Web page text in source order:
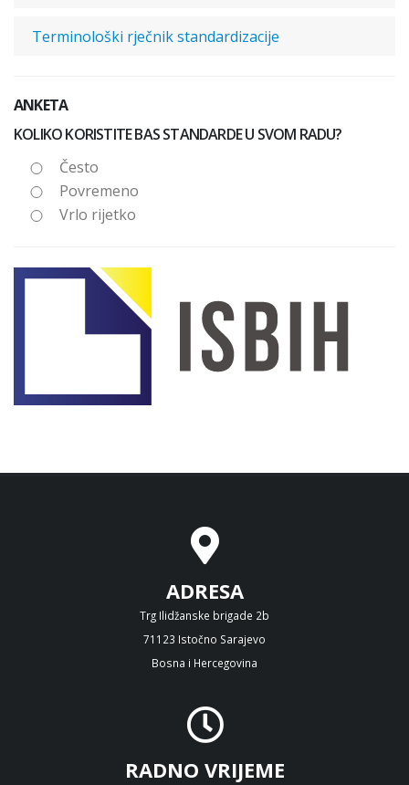
Terminološki rječnik standardizacije
ANKETA
KOLIKO KORISTITE BAS STANDARDE U SVOM RADU?
Često
Povremeno
Vrlo rijetko
ADRESA
Trg Ilidžanske brigade 2b
71123 Istočno Sarajevo
Bosna i Hercegovina
RADNO VRIJEME